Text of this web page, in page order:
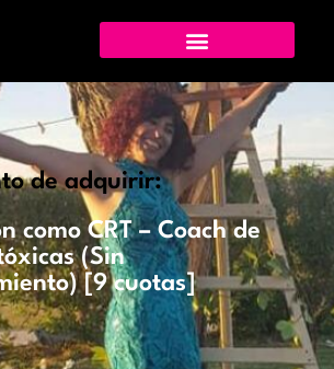
de adquirir:
como CRT – Coach de
(Sin
[9 cuotas]